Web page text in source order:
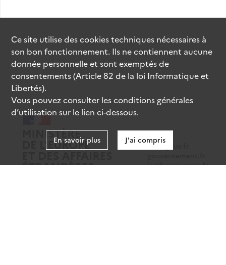
data.gouv.fr
legifrance.gouv.fr
Ce site utilise descookiestechniques nécessaires à
son bon fonctionnement. Ils ne contiennent aucune
donnée personnelle et sont exemptés de
consentements (Article 82 de la loi Informatique et
Libertés).
Vous pouvez consulter les conditions générales
d’utilisation sur le lien ci-dessous.
En savoir plus J'ai compris